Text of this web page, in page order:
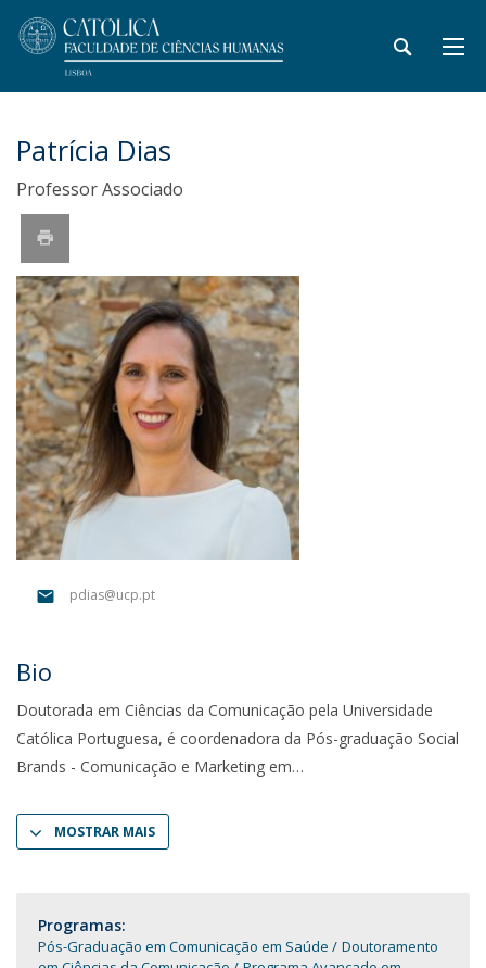
Patrícia Dias
Professor Associado
pdias@ucp.pt
Bio
Doutorada em Ciências da Comunicação pela Universidade
Católica Portuguesa, é coordenadora da Pós-graduação Social
Brands - Comunicação e Marketing em
MOSTRAR MAIS
Programas:
Pós-Graduação em Comunicação em Saúde
Doutoramento